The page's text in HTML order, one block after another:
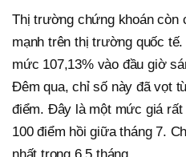
Thị trường chứng khoán còn
mạnh trên thị trường quốc
mức 107,13% vào đầu giờ
Đêm qua, chỉ số này đã vọt
điểm. Đây là một mức giá
100 điểm hồi giữa tháng 7.